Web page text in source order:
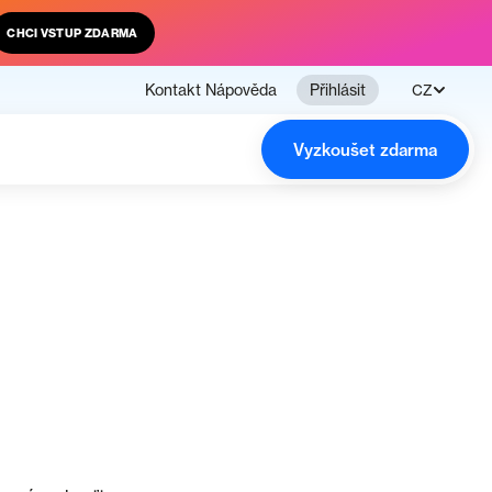
CHCI VSTUP ZDARMA
Kontakt Nápověda Přihlásit CZ
Vyzkoušet zdarma